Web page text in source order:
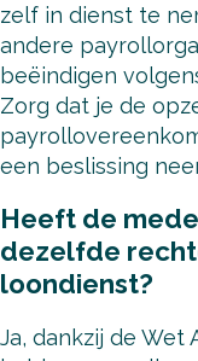
zelf in dienst te
andere
beëindigen
Zorg dat je de
een beslissing
Heeft de
dezelfde
loondienst?
Ja, dankzij de Wet